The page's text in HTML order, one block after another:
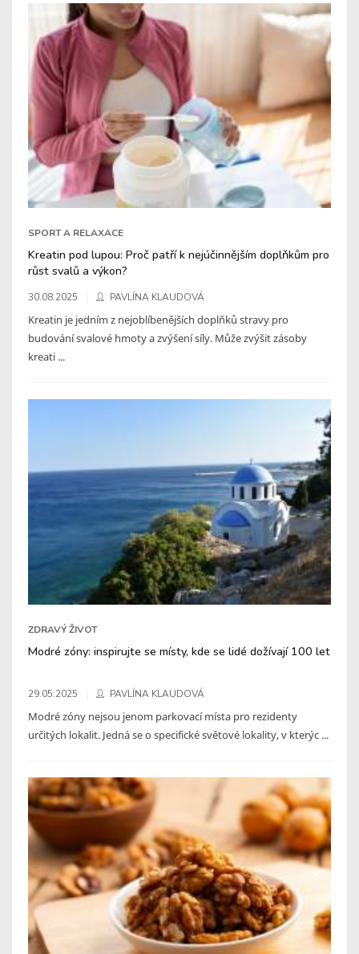
SPORT A RELAXACE
Kreatin pod lupou: Proč patří k nejúčinnějším doplňkům pro
růst svalů a výkon?
30.08.2025 PAVLÍNA KLAUDOVÁ
Kreatin je jedním z nejoblíbenějších doplňků stravy pro
budování svalové hmoty a zvýšení síly. Může zvýšit zásoby
kreati ...
ZDRAVÝ ŽIVOT
Modré zóny: inspirujte se místy, kde se lidé dožívají 100 let
29.05.2025 PAVLÍNA KLAUDOVÁ
Modré zóny nejsou jenom parkovací místa pro rezidenty
určitých lokalit. Jedná se o specifické světové lokality, v kterýc ...